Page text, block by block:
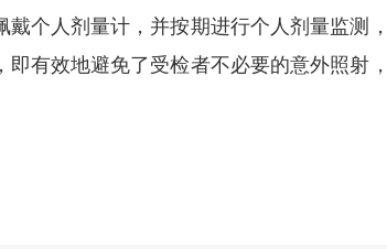
个人剂量计，并按期进行个人剂量监测，
有效地避免了受检者不必要的意外照射，